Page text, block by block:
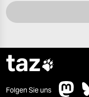
taz
Folgen Sie uns